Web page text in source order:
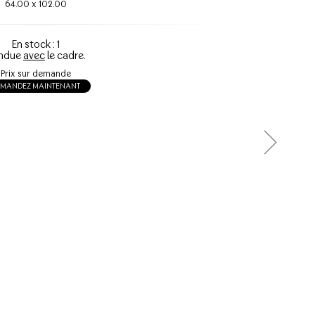
64.00 x 102.00
En stock : 1
avecle cadre.
Prix sur demande
MAINTENANT